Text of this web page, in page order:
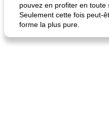
pouvez en profiter en toute
Seulement cette fois peut-
forme la plus pure.